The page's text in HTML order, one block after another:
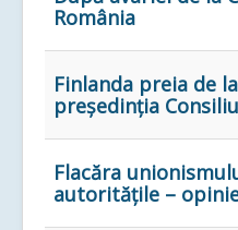
România
Finlanda preia de
preşedinţia
Flacăra
autoritățile –